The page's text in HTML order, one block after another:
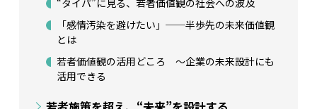
「感情汚染を避けたい」──半歩先の未来価値観
とは
若者価値観の活用どころ ～企業の未来設計にも
活用できる